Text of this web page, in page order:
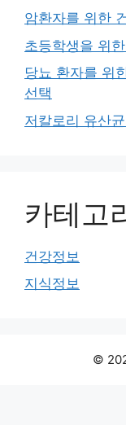
암환자를 위한
초등학생을 위
당뇨 환자를 위
선택
저칼로리 유산
카테고
건강정보
지식정보
©